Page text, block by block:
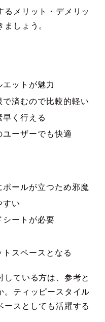
るメリット・デメリッ
ましょう。
ットが魅力
済むので比較的軽い
く行える
ーザーでも快適
ールが立つため邪魔
すい
シートが必要
スペースとなる
している方は、参考と
。ティッピースタイル
ースとしても活躍する